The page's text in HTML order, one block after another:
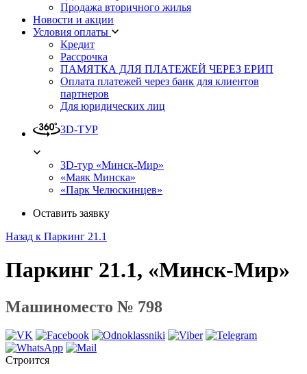
Продажа вторичного жилья
Новости и акции
Условия оплаты
Кредит
Рассрочка
ПАМЯТКА ДЛЯ ПЛАТЕЖЕЙ ЧЕРЕЗ ЕРИП
Оплата платежей через банк для клиентов
партнеров
Для юридических лиц
3D-ТУР
3D-тур «Минск-Мир»
«Маяк Минска»
«Парк Челюскинцев»
Оставить заявку
Назад к Паркинг 21.1
Паркинг 21.1, «Минск-Мир»
Машиноместо № 798
Строится